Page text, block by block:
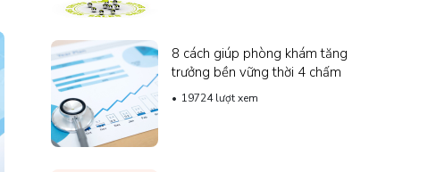
8 cách giúp phòng khám tăng
trưởng bền vững thời 4 chấm
19724 lượt xem